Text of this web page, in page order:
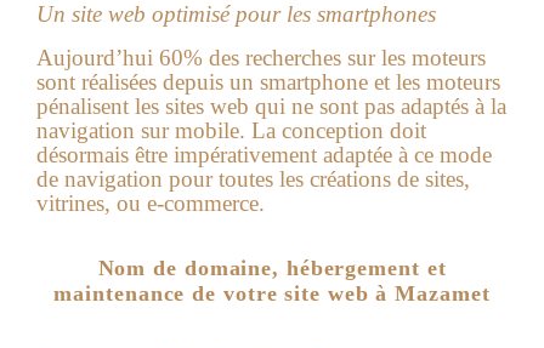
Un site web optimisé pour les smartphones
Aujourd’hui 60% des recherches sur les moteurs
sont réalisées depuis un smartphone et les moteurs
pénalisent les sites web qui ne sont pas adaptés à la
navigation sur mobile. La conception doit
désormais être impérativement adaptée à ce mode
de navigation pour toutes les créations de sites,
vitrines, ou e-commerce.
Nom de domaine, hébergement et
maintenance de votre site web à Mazamet